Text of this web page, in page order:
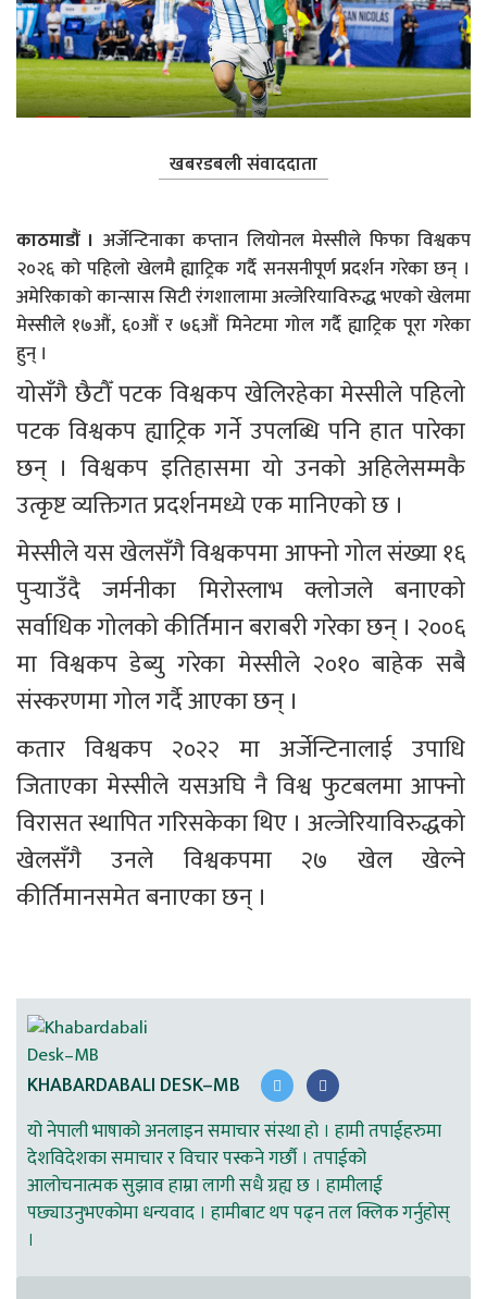
खबरडबली संवाददाता
काठमाडौं । अर्जेन्टिनाका कप्तान लियोनल मेस्सीले फिफा विश्वकप
२०२६ को पहिलो खेलमै ह्याट्रिक गर्दै सनसनीपूर्ण प्रदर्शन गरेका छन् ।
अमेरिकाको कान्सास सिटी रंगशालामा अल्जेरियाविरुद्ध भएको खेलमा
मेस्सीले १७औं, ६०औं र ७६औं मिनेटमा गोल गर्दै ह्याट्रिक पूरा गरेका
हुन् ।
योसँगै छैटौँ पटक विश्वकप खेलिरहेका मेस्सीले पहिलो
पटक विश्वकप ह्याट्रिक गर्ने उपलब्धि पनि हात पारेका
छन् । विश्वकप इतिहासमा यो उनको अहिलेसम्मकै
उत्कृष्ट व्यक्तिगत प्रदर्शनमध्ये एक मानिएको छ ।
मेस्सीले यस खेलसँगै विश्वकपमा आफ्नो गोल संख्या १६
पुर्‍याउँदै जर्मनीका मिरोस्लाभ क्लोजले बनाएको
सर्वाधिक गोलको कीर्तिमान बराबरी गरेका छन् । २००६
मा विश्वकप डेब्यु गरेका मेस्सीले २०१० बाहेक सबै
संस्करणमा गोल गर्दै आएका छन् ।
कतार विश्वकप २०२२ मा अर्जेन्टिनालाई उपाधि
जिताएका मेस्सीले यसअघि नै विश्व फुटबलमा आफ्नो
विरासत स्थापित गरिसकेका थिए । अल्जेरियाविरुद्धको
खेलसँगै उनले विश्वकपमा २७ खेल खेल्ने
कीर्तिमानसमेत बनाएका छन् ।
KHABARDABALI DESK–MB
यो नेपाली भाषाको अनलाइन समाचार संस्था हो । हामी तपाईहरुमा
देशविदेशका समाचार र विचार पस्कने गर्छौ । तपाईको
आलोचनात्मक सुझाव हाम्रा लागी सधै ग्रह्य छ । हामीलाई
पछ्याउनुभएकोमा धन्यवाद । हामीबाट थप पढ्न तल क्लिक गर्नुहोस्
।